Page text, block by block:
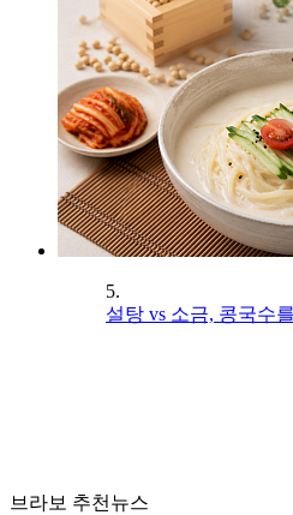
5.
설탕 vs 소금, 콩국수
브라보 추천뉴스